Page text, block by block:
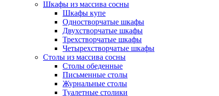
Шкафы из массива сосны
Шкафы купе
Одностворчатые шкафы
Двухстворчатые шкафы
Трехстворчатые шкафы
Четырехстворчатые шкафы
Столы из массива сосны
Столы обеденные
Письменные столы
Журнальные столы
Туалетные столики